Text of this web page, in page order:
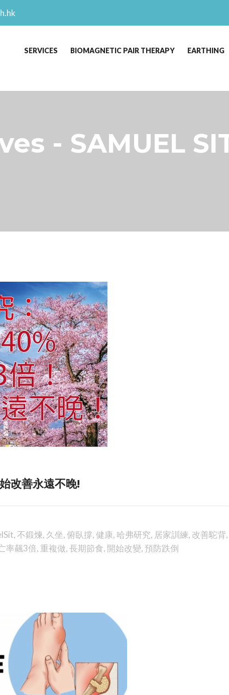
SERVICES BIOMAGNETIC PAIR THERAPY EARTHING
- SAMUEL
改善永遠不晚!
, 不鍛煉, 久坐,俯臥撐,健康, 哈弗研究, 居家訓練, 改善駝背,
率飆3倍,重複做,長期節食, 開始改變,預防跌倒